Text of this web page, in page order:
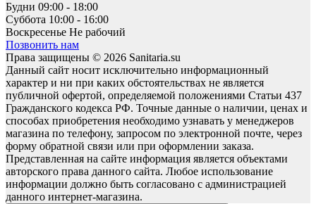
Будни 09:00 - 18:00
Суббота 10:00 - 16:00
Воскресенье Не рабочий
Позвонить нам
Права защищены © 2026 Sanitaria.su
Данный сайт носит исключительно информационный
характер и ни при каких обстоятельствах не является
публичной офертой, определяемой положениями Статьи 437
Гражданского кодекса РФ. Точные данные о наличии, ценах и
способах приобретения необходимо узнавать у менеджеров
магазина по телефону, запросом по электронной почте, через
форму обратной связи или при оформлении заказа.
Представленная на сайте информация является объектами
авторского права данного сайта. Любое использование
информации должно быть согласовано с администрацией
данного интернет-магазина.